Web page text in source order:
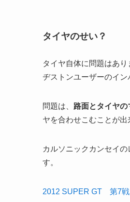
タイヤのせい？
タイヤ自体に問題はあ
ヂストンユーザーのイン
問題は、 路面とタイヤの
ヤを合わせこむことが出
カルソニックカンセイ
す。
2012 SUPER GT 第7